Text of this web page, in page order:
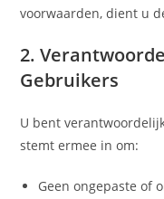
voorwaarden, dient u
2.
Gebruikers
U bent
stemt ermee in om:
Geen ongepaste of